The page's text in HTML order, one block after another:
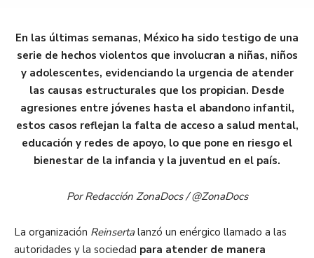
En las últimas semanas, México ha sido testigo de una
serie de hechos violentos que involucran a niñas, niños
y adolescentes, evidenciando la urgencia de atender
las causas estructurales que los propician. Desde
agresiones entre jóvenes hasta el abandono infantil,
estos casos reflejan la falta de acceso a salud mental,
educación y redes de apoyo, lo que pone en riesgo el
bienestar de la infancia y la juventud en el país.
Por Redacción ZonaDocs / @ZonaDocs
La organización Reinsertalanzó un enérgico llamado a las
autoridades y la sociedad para atender de manera